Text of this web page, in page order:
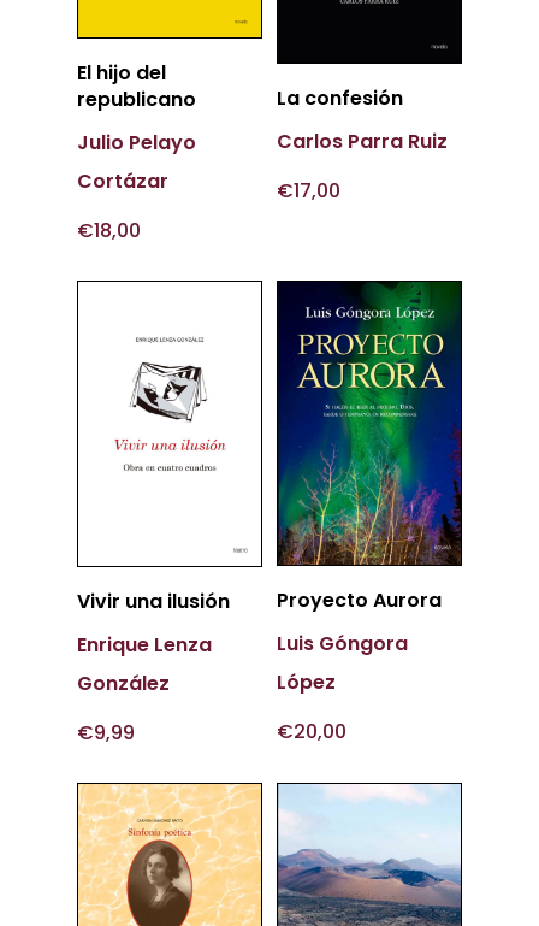
Más
Información
El hijo del
republicano
Julio Pelayo
Cortázar
€18,00
Más
La confesión
Carlos Parra Ruiz
€17,00
Añadir
Vivir una ilusión
Enrique Lenza
González
€9,99
Añadir
Al Carrito
Proyecto Aurora
Luis Góngora
López
€20,00